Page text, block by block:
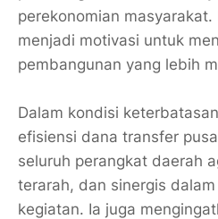
perekonomian masyarakat.
menjadi motivasi untuk
pembangunan yang lebih
Dalam kondisi
efisiensi dana transfer
seluruh perangkat daerah
terarah, dan sinergis
kegiatan. Ia juga